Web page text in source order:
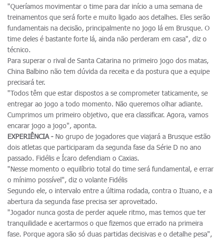
"Queríamos movimentar o time para dar início a uma semana de
treinamentos que será forte e muito ligado aos detalhes. Eles serão
fundamentais na decisão, principalmente no jogo lá em Brusque. O
time deles é bastante forte lá, ainda não perderam em casa", diz o
técnico.
Para superar o rival de Santa Catarina no primeiro jogo dos matas,
China Balbino não tem dúvida da receita e da postura que a equipe
precisará ter.
"Todos têm que estar dispostos a se comprometer taticamente, se
entregar ao jogo a todo momento. Não queremos olhar adiante.
Cumprimos um primeiro objetivo, que era classificar. Agora, vamos
encarar jogo a jogo", aponta.
EXPERIÊNCIA - No grupo de jogadores que viajará a Brusque estão
dois atletas que participaram da segunda fase da Série D no ano
passado. Fidélis e Ícaro defendiam o Caxias.
"Nesse momento o equilíbrio total do time será fundamental, e errar
o mínimo possível", diz o volante Fidélis
Segundo ele, o intervalo entre a última rodada, contra o Ituano, e a
abertura da segunda fase precisa ser aproveitado.
"Jogador nunca gosta de perder aquele ritmo, mas temos que ter
tranquilidade e acertarmos o que fizemos que errado na primeira
fase. Porque agora são só duas partidas decisivas e o detalhe pesa",